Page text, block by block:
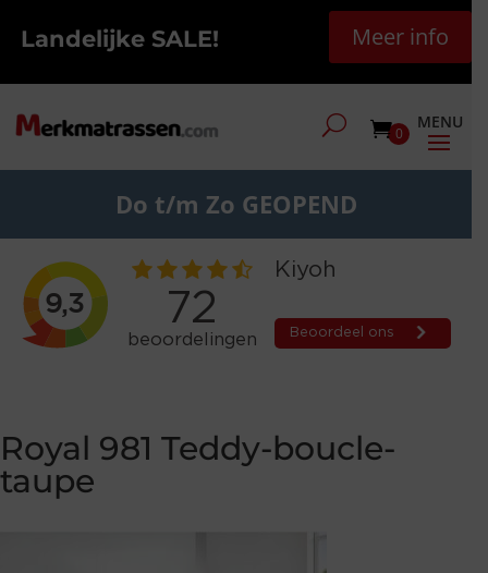
Landelijke SALE! Meer info
0
Do t/m Zo GEOPEND
Royal 981 Teddy-boucle-
taupe